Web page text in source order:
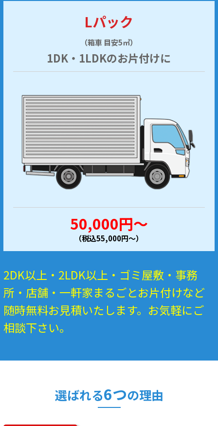
Lパック
（箱車 目安5㎥）
1DK・1LDKのお片付けに
50,000円～
（税込55,000円～）
2DK以上・2LDK以上・ゴミ屋敷・事務
所・店舗・一軒家まるごとお片付けなど
随時無料お見積いたします。お気軽にご
相談下さい。
選ばれる6つの理由